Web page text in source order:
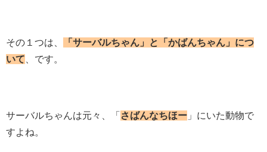
その１つは、
「サーバルちゃん」と「かばんちゃん」につ
いて 、です。
サーバルちゃんは元々、「 さばんなちほー 」にいた動物で
すよね。